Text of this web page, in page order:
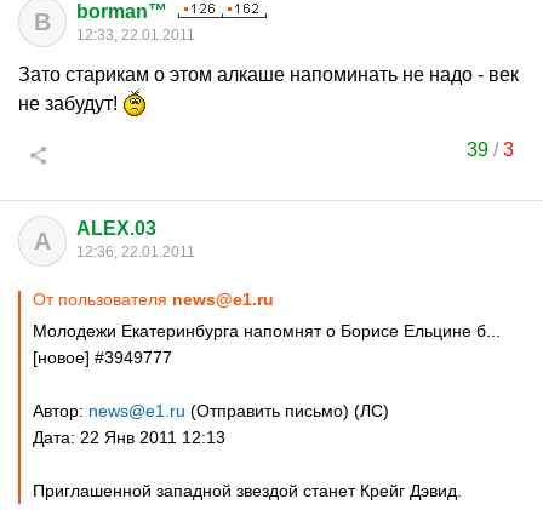
B borman™
12:33, 22.01.2011
Зато старикам о этом алкаше напоминать не надо - век
не забудут!
39 /3
A ALEX.03
12:36, 22.01.2011
От пользователя news@e1.ru
Молодежи Екатеринбурга напомнят о Борисе Ельцине б...
[новое] #3949777
Автор: news@e1.ru (Отправить письмо) (ЛС)
Дата: 22 Янв 2011 12:13
Приглашенной западной звездой станет Крейг Дэвид.